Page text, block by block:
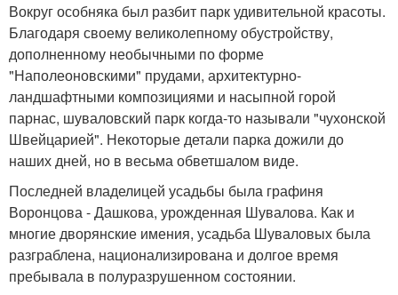
Вокруг особняка был разбит парк удивительной красоты.
Благодаря своему великолепному обустройству,
дополненному необычными по форме
"Наполеоновскими" прудами, архитектурно-
ландшафтными композициями и насыпной горой
парнас, шуваловский парк когда-то называли "чухонской
Швейцарией". Некоторые детали парка дожили до
наших дней, но в весьма обветшалом виде.
Последней владелицей усадьбы была графиня
Воронцова - Дашкова, урожденная Шувалова. Как и
многие дворянские имения, усадьба Шуваловых была
разграблена, национализирована и долгое время
пребывала в полуразрушенном состоянии.